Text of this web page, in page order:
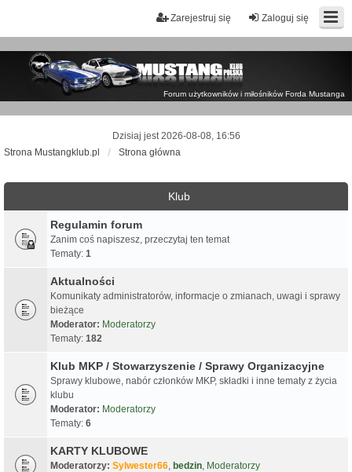
Zaloguj się
Zarejestruj się
Forum użytkowników i miłośników Forda Mustanga
Dzisiaj jest 2026-08-08, 16:56
Strona Mustangklub.pl
Strona główna
Klub
Regulamin forum
Zanim coś napiszesz, przeczytaj ten temat
Tematy: 1
Aktualności
Komunikaty administratorów, informacje o zmianach, uwagi i sprawy
bieżące
Moderator: Moderatorzy
Tematy: 182
Klub MKP / Stowarzyszenie / Sprawy Organizacyjne
Sprawy klubowe, nabór członków MKP, składki i inne tematy z życia
klubu
Moderator: Moderatorzy
Tematy: 6
KARTY KLUBOWE
Moderatorzy: Sylwester66, bedzin, Moderatorzy